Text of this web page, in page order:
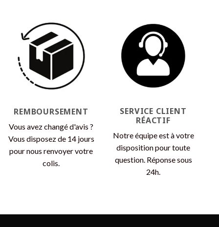
REMBOURSEMENT
Vous avez changé d'avis ?
Vous disposez de 14 jours
pour nous renvoyer votre
colis.
SERVICE CLIENT
RÉACTIF
Notre équipe est à votre
disposition pour toute
question. Réponse sous
24h.